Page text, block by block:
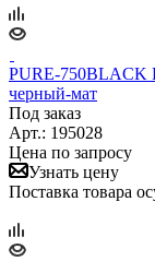
PURE-750BLACK
черный-мат
Под заказ
Арт.: 195028
Цена по запросу
Узнать цену
Поставка товара